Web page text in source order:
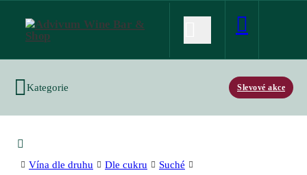
Kategorie Slevové akce
Vína dle druhu Dle cukru
Suché